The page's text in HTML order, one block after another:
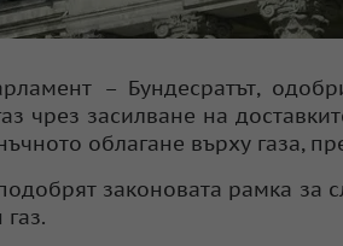
– Бундесратът,
чрез засилване на
облагане върху газа,
законовата рамка за